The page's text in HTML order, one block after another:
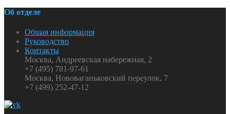
Об отделе
Общая информация
Руководство
Контакты
Москва, Андреевская набережная, 2
+7 (495) 781-97-61
Москва, Нововаганьковский переулок, 7
+7 (499) 252-47-12